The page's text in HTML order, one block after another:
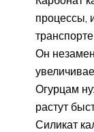
процессы,
Он
Огурцам
растут
Силикат